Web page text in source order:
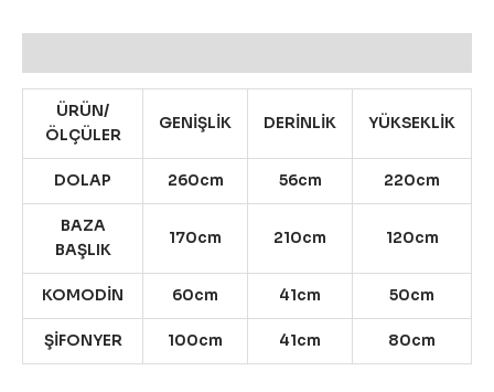
ÜRÜN/
ÖLÇÜLER
GENİŞLİK DERİNLİK YÜKSEKLİK
DOLAP 260cm 56cm 220cm
BAZA
BAŞLIK
170cm 210cm 120cm
KOMODİN 60cm 41cm 50cm
ŞİFONYER 100cm 41cm 80cm